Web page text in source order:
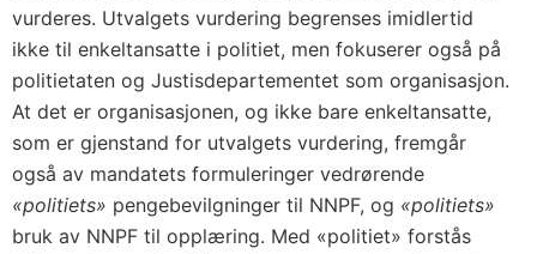
vurderes. Utvalgets vurdering begrenses imidlertid
ikke til enkeltansatte i politiet, men fokuserer også på
politietaten og Justisdepartementet som organisasjon.
At det er organisasjonen, og ikke bare enkeltansatte,
som er gjenstand for utvalgets vurdering, fremgår
også av mandatets formuleringer vedrørende
«politiets» pengebevilgninger til NNPF, og «politiets»
bruk av NNPF til opplæring. Med «politiet» forstås